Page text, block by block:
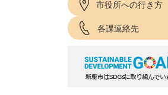
市役所への行き方
各課連絡先